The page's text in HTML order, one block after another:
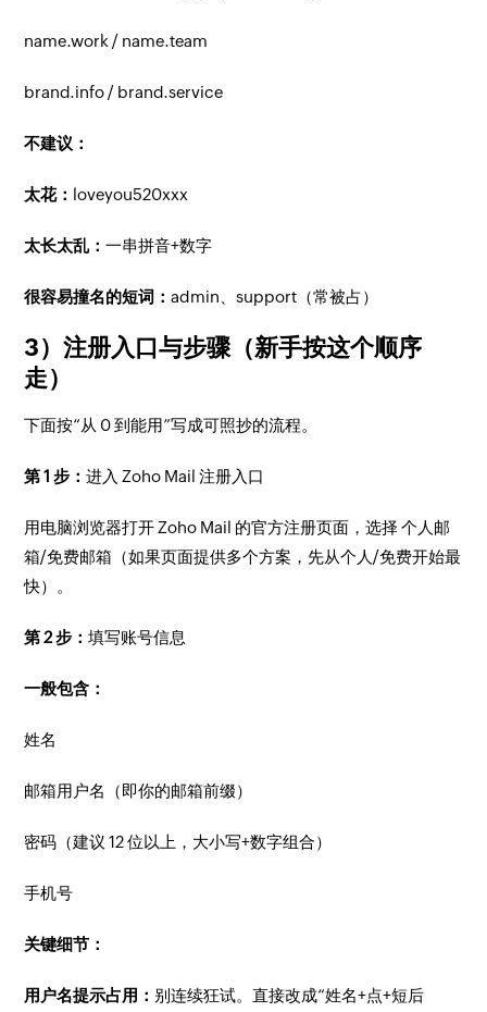
name.work / name.team
brand.info / brand.service
不建议：
太花： loveyou520xxx
太长太乱：一串拼音+数字
很容易撞名的短词：admin、support（常被占）
3）注册入口与步骤（新手按这个顺序
走）
下面按“从 0 到能用”写成可照抄的流程。
第 1 步：进入 Zoho Mail 注册入口
用电脑浏览器打开 Zoho Mail 的官方注册页面，选择 个人邮
箱/免费邮箱（如果页面提供多个方案，先从个人/免费开始最
快）。
第 2 步：填写账号信息
一般包含：
姓名
邮箱用户名（即你的邮箱前缀）
密码（建议 12 位以上，大小写+数字组合）
手机号
关键细节：
用户名提示占用： 别连续狂试。直接改成“姓名+点+短后